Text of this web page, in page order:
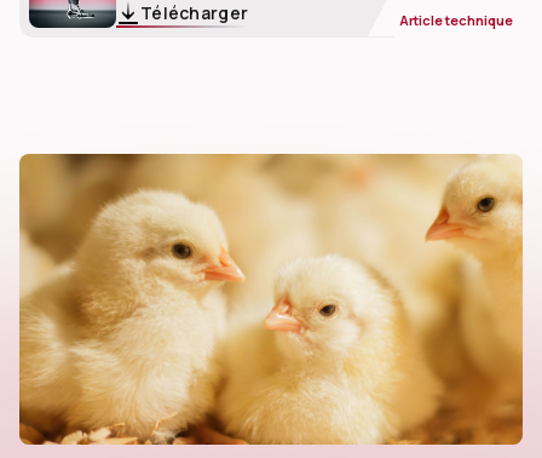
Télécharger Article technique